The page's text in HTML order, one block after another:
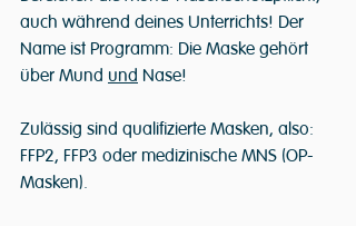
auch während deines Unterrichts! Der
Name ist Programm: Die Maske gehört
über Mund und Nase!
Zulässig sind qualifizierte Masken, also:
FFP2, FFP3 oder medizinische MNS (OP-
Masken).